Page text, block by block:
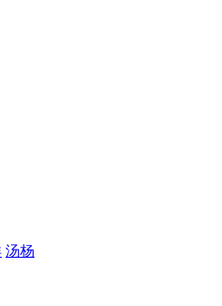
汤杨